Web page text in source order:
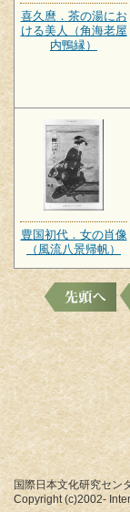
喜久麿．茶の湯にお
ける美人（角海老屋
内鴨縁）
豊国初代．女の肖像
（風流八景帰帆）
国際日本文化研究セン
Copyright (c)2002-